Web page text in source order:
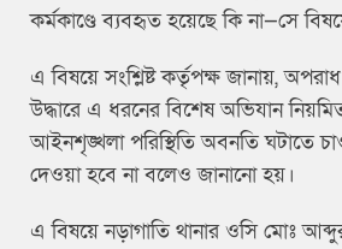
কর্মকাণ্ডে ব্যবহৃত হয়েছে কি না—সে
এ বিষয়ে সংশ্লিষ্ট কর্তৃপক্ষ জানায়,
উদ্ধারে এ ধরনের বিশেষ অভিযান
আইনশৃঙ্খলা পরিস্থিতি অবনতি ঘটাতে
দেওয়া হবে না বলেও জানানো হয়।
এ বিষয়েনড়াগাতি থানার ওসি মোঃ